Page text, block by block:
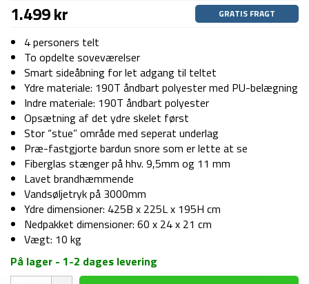
1.499kr GRATIS FRAGT
4 personers telt
To opdelte soveværelser
Smart sideåbning for let adgang til teltet
Ydre materiale: 190T åndbart polyester med PU-belægning
Indre materiale: 190T åndbart polyester
Opsætning af det ydre skelet først
Stor “stue” område med seperat underlag
Præ-fastgjorte bardun snore som er lette at se
Fiberglas stænger på hhv. 9,5mm og 11 mm
Lavet brandhæmmende
Vandsøljetryk på 3000mm
Ydre dimensioner: 425B x 225L x 195H cm
Nedpakket dimensioner: 60 x 24 x 21 cm
Vægt: 10 kg
På lager - 1-2 dages levering